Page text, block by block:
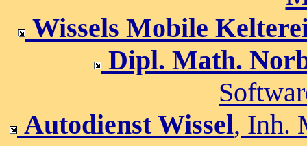
Wissels Mobile
Dipl. Math.
Autodienst Wissel, Inh.